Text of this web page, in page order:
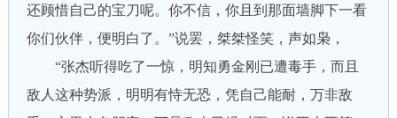
还顾惜自己的宝刀呢。你不信，你且到那面墙脚下一看
你们伙伴，便明白了。”说罢，桀桀怪笑，声如枭，
“张杰听得吃了一惊，明知勇金刚已遭毒手，而且
敌人这种势派，明明有恃无恐，凭自己能耐，万非敌